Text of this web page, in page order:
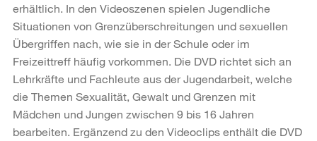
erhältlich. In den Videoszenen spielen Jugendliche
Situationen von Grenzüberschreitungen und sexuellen
Übergriffen nach, wie sie in der Schule oder im
Freizeittreff häufig vorkommen. Die DVD richtet sich an
Lehrkräfte und Fachleute aus der Jugendarbeit, welche
die Themen Sexualität, Gewalt und Grenzen mit
Mädchen und Jungen zwischen 9 bis 16 Jahren
bearbeiten. Ergänzend zu den Videoclips enthält die DVD